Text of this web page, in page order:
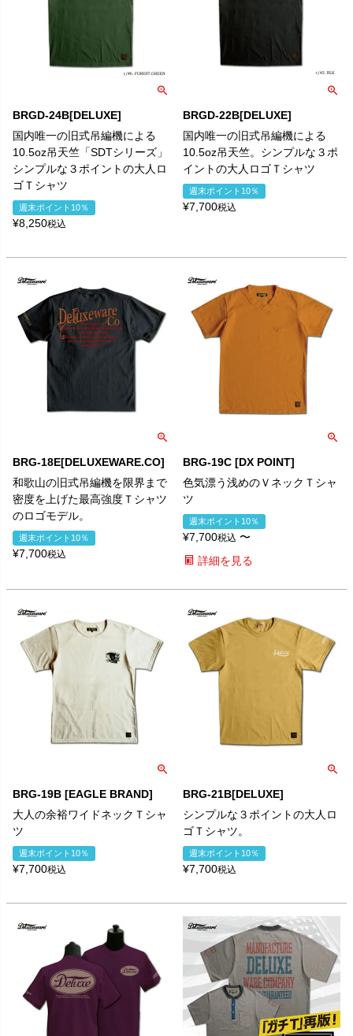
BRGD-24B[DELUXE]
国内唯一の旧式吊編機による
10.5oz吊天竺「SDTシリーズ」
シンプルな３ポイントの大人ロ
ゴＴシャツ
週末ポイント10％
¥8,250税込
BRGD-22B[DELUXE]
国内唯一の旧式吊編機による
10.5oz吊天竺。シンプルな３ポ
イントの大人ロゴＴシャツ
週末ポイント10％
¥7,700税込
BRG-18E[DELUXEWARE.CO]
和歌山の旧式吊編機を限界まで
密度を上げた最高強度Ｔシャツ
のロゴモデル。
週末ポイント10％
¥7,700税込
BRG-19C [DX POINT]
色気漂う浅めのＶネックＴシャ
ツ
週末ポイント10％
¥7,700税込 〜
詳細を見る
BRG-19B [EAGLE BRAND]
大人の余裕ワイドネックＴシャ
ツ
週末ポイント10％
¥7,700税込
BRG-21B[DELUXE]
シンプルな３ポイントの大人ロ
ゴＴシャツ。
週末ポイント10％
¥7,700税込